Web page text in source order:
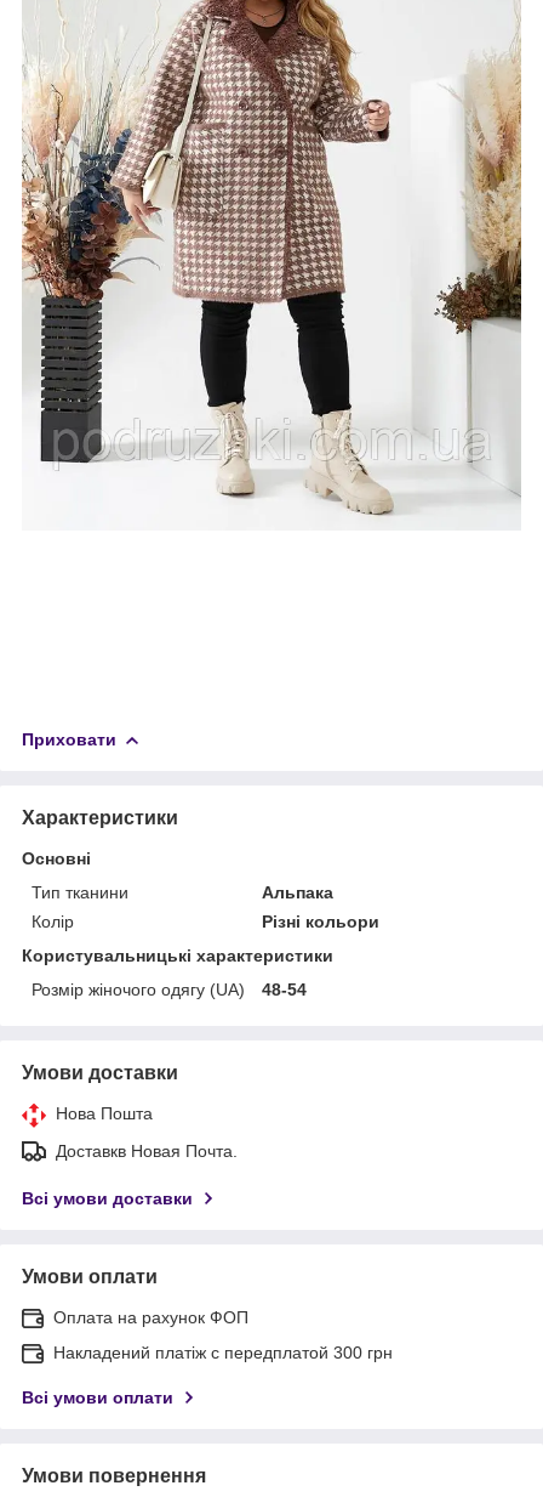
Приховати
Характеристики
Основні
Тип тканини
Альпака
Колір
Різні кольори
Користувальницькі характеристики
Розмір жіночого одягу (UA)
48-54
Умови доставки
Нова Пошта
Доставкв Новая Почта.
Всі умови доставки
Умови оплати
Оплата на рахунок ФОП
Накладений платіж с передплатой 300 грн
Всі умови оплати
Умови повернення